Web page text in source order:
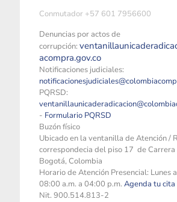
Conmutador +57 601 7956600
Denuncias por actos de
corrupción:
acompra.gov.co
Notificaciones judiciales:
PQRSD:
- Formulario PQRSD
Buzón físico
Ubicado en la ventanilla de Atención /
correspondecia del piso 17 de
Bogotá, Colombia
Horario de Atención Presencial: Lunes
08:00 a.m. a 04:00 p.m. Agenda tu
Nit. 900.514.813-2